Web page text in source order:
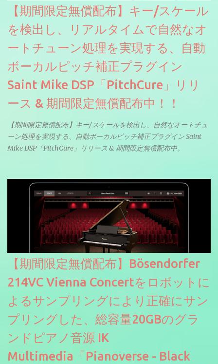
【期間限定無償配布】キー/スケール
を検出し、リアルタイムで自然なオ
ートチューン処理を実現する、自動
ボーカルピッチ補正プラグイン
Saint Mike DSP「PitchCure」リリ
ース & 期間限定無償配布中！！
【期間限定無償配布】キー/スケールを検出し、自然なオートチュ
ーン処理を実現する、自動ボーカルピッチ補正プラグイン Saint
Mike DSP「PitchCure」リリース & 期間限定無償配布中。
【期間限定無償配布】Bösendorfer
214VC Vienna Concertをロボットに
よるサンプリングにより正確にサン
プリングした、総容量20GBのグラ
ンドピアノ音源 IK
Multimedia「Pianoverse - Black